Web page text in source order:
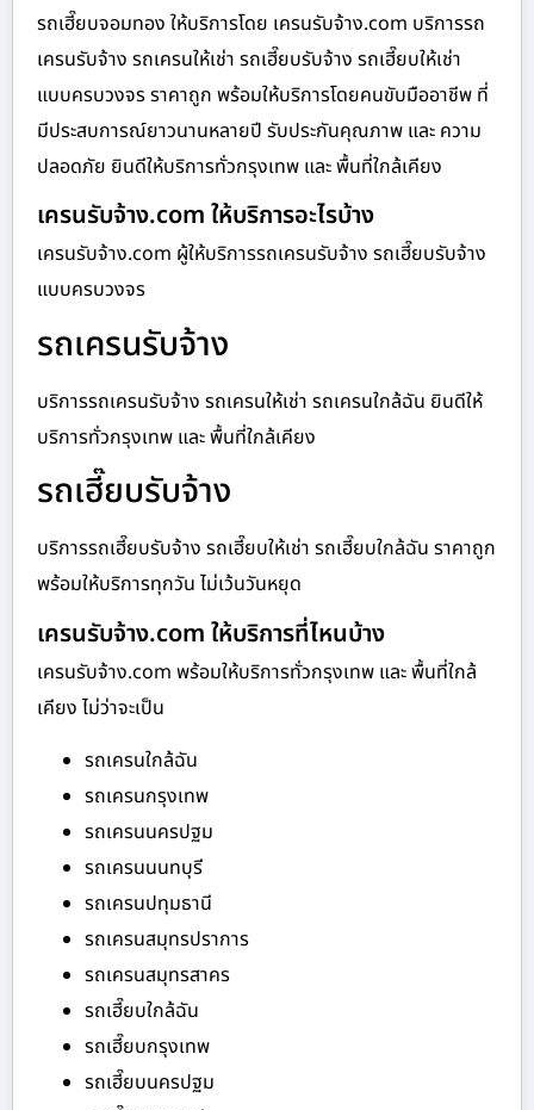
รถเฮี๊ยบจอมทอง ให้บริการโดย เครนรับจ้าง.com บริการรถ
เครนรับจ้าง รถเครนให้เช่า รถเฮี๊ยบรับจ้าง รถเฮี๊ยบให้เช่า
แบบครบวงจร ราคาถูก พร้อมให้บริการโดยคนขับมืออาชีพ ที่
มีประสบการณ์ยาวนานหลายปี รับประกันคุณภาพ และ ความ
ปลอดภัย ยินดีให้บริการทั่วกรุงเทพ และ พื้นที่ใกล้เคียง
เครนรับจ้าง.com ให้บริการอะไรบ้าง
เครนรับจ้าง.com ผู้ให้บริการรถเครนรับจ้าง รถเฮี๊ยบรับจ้าง
แบบครบวงจร
รถเครนรับจ้าง
บริการรถเครนรับจ้าง รถเครนให้เช่า รถเครนใกล้ฉัน ยินดีให้
บริการทั่วกรุงเทพ และ พื้นที่ใกล้เคียง
รถเฮี๊ยบรับจ้าง
บริการรถเฮี๊ยบรับจ้าง รถเฮี๊ยบให้เช่า รถเฮี๊ยบใกล้ฉัน ราคาถูก
พร้อมให้บริการทุกวัน ไม่เว้นวันหยุด
เครนรับจ้าง.com ให้บริการที่ไหนบ้าง
เครนรับจ้าง.com พร้อมให้บริการทั่วกรุงเทพ และ พื้นที่ใกล้
เคียง ไม่ว่าจะเป็น
รถเครนใกล้ฉัน
รถเครนกรุงเทพ
รถเครนนครปฐม
รถเครนนนทบุรี
รถเครนปทุมธานี
รถเครนสมุทรปราการ
รถเครนสมุทรสาคร
รถเฮี๊ยบใกล้ฉัน
รถเฮี๊ยบกรุงเทพ
รถเฮี๊ยบนครปฐม